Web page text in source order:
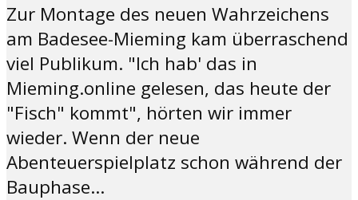
Zur Montage des neuen Wahrzeichens
am Badesee-Mieming kam überraschend
viel Publikum. "Ich hab' das in
Mieming.online gelesen, das heute der
"Fisch" kommt", hörten wir immer
wieder. Wenn der neue
Abenteuerspielplatz schon während der
Bauphase...